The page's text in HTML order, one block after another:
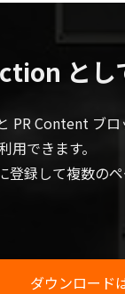
とし
PR Content ブ
用できます。
登録して複数の
ダウンロード